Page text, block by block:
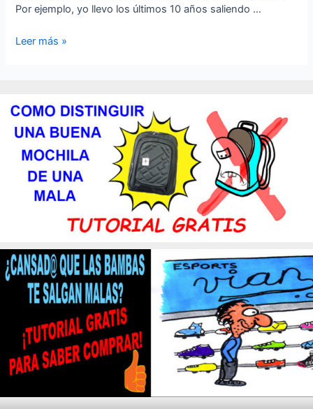
Por ejemplo, yo llevo los últimos 10 años saliendo …
EL
LA
VIDA
Leer más »